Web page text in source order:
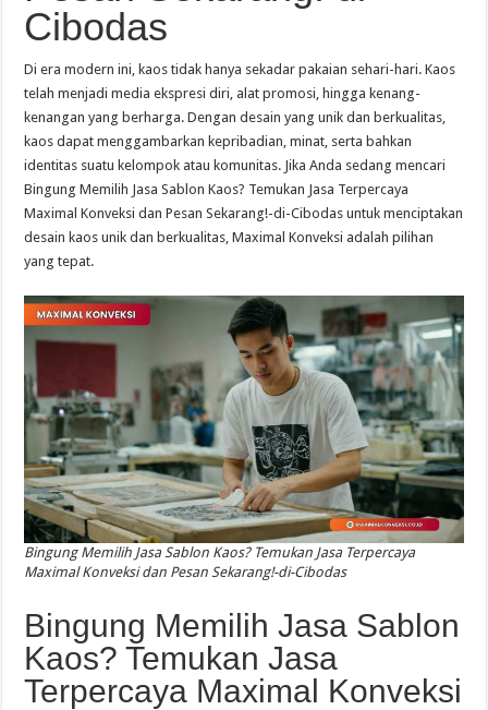
Cibodas
Di era modern ini, kaos tidak hanya sekadar pakaian sehari-hari. Kaos
telah menjadi media ekspresi diri, alat promosi, hingga kenang-
kenangan yang berharga. Dengan desain yang unik dan berkualitas,
kaos dapat menggambarkan kepribadian, minat, serta bahkan
identitas suatu kelompok atau komunitas. Jika Anda sedang mencari
Bingung Memilih Jasa Sablon Kaos? Temukan Jasa Terpercaya
Maximal Konveksi dan Pesan Sekarang!-di-Cibodas untuk menciptakan
desain kaos unik dan berkualitas, Maximal Konveksi adalah pilihan
yang tepat.
Bingung Memilih Jasa Sablon Kaos? Temukan Jasa Terpercaya
Maximal Konveksi dan Pesan Sekarang!-di-Cibodas
Bingung Memilih Jasa Sablon
Kaos? Temukan Jasa
Terpercaya Maximal Konveksi